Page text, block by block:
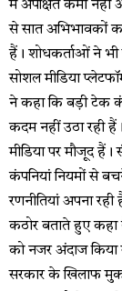
में अपेक्षित कमी
से सात अभिभावकों
हैं। शोधकर्ताओं ने भी
सोशल मीडिया
ने कहा कि बड़ी टेक
कदम नहीं उठा रही
मीडिया पर मौजूद
कंपनियां नियमों से
रणनीतियां अपना
कठोर बताते हुए कहा
को नजर अंदाज किया
सरकार के खिलाफ